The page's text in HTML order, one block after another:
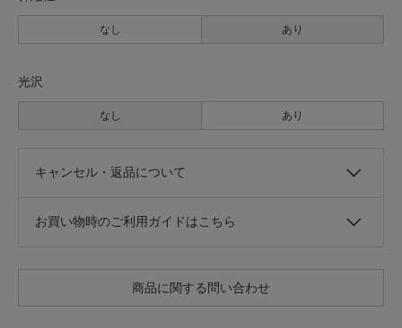
なし あり
光沢
なし あり
キャンセル・返品について
お買い物時のご利用ガイドはこちら
商品に関する問い合わせ